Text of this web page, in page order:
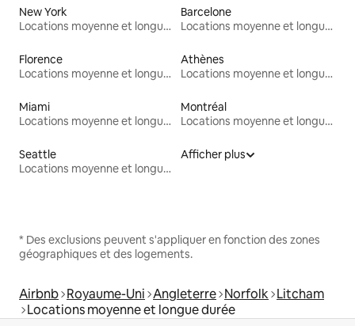
New York
Locations moyenne et longue durée
Barcelone
Locations moyenne et longue durée
Florence
Locations moyenne et longue durée
Athènes
Locations moyenne et longue durée
Miami
Locations moyenne et longue durée
Montréal
Locations moyenne et longue durée
Seattle
Locations moyenne et longue durée
Afficher plus
* Des exclusions peuvent s'appliquer en fonction des zones
géographiques et des logements.
Airbnb Royaume-Uni Angleterre Norfolk Litcham
Locations moyenne et longue durée